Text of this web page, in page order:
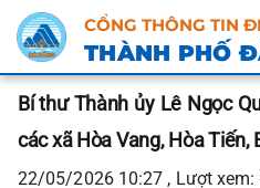
CỔNG THÔNG TIN
THÀNH PHỐ
Bí thư Thành ủy Lê Ngọc
các xã Hòa Vang, Hòa Tiến,
22/05/2026 10:27 , Lượt xem: